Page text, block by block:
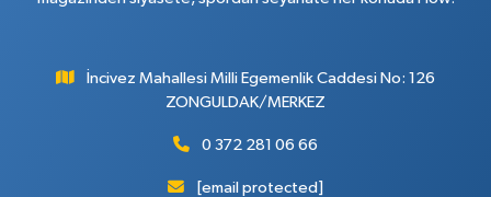
İncivez Mahallesi Milli Egemenlik Caddesi No: 126
ZONGULDAK/MERKEZ
0 372 281 06 66
[email protected]